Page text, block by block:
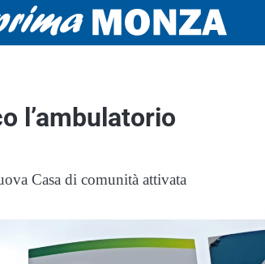
l’ambulatorio
Casa di comunità attivata